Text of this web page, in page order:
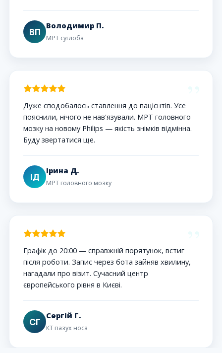
ВП
Володимир П.
МРТ суглоба
Дуже сподобалось ставлення до пацієнтів. Усе
пояснили, нічого не нав'язували. МРТ головного
мозку на новому Philips — якість знімків відмінна.
Буду звертатися ще.
ІД
Ірина Д.
МРТ головного мозку
Графік до 20:00 — справжній порятунок, встиг
після роботи. Запис через бота зайняв хвилину,
нагадали про візит. Сучасний центр
європейського рівня в Києві.
СГ
Сергій Г.
КТ пазух носа